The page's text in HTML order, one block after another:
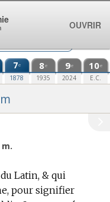
7e
1878
8e
1935
9e
2024
10e
E.C.
m.
Latin, & qui
pour signifier
OUVRIR